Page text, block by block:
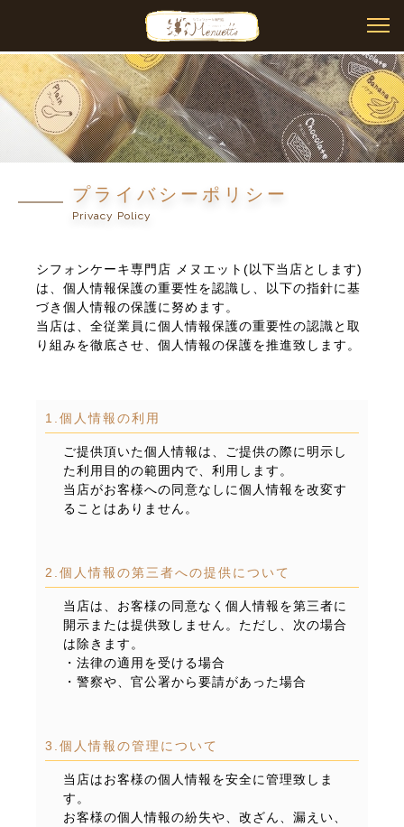
プライバシーポリシー
Privacy Policy
シフォンケーキ専門店 メヌエット(以下当店とします)
は、個人情報保護の重要性を認識し、以下の指針に基
づき個人情報の保護に努めます。
当店は、全従業員に個人情報保護の重要性の認識と取
り組みを徹底させ、個人情報の保護を推進致します。
1.個人情報の利用
ご提供頂いた個人情報は、ご提供の際に明示し
た利用目的の範囲内で、利用します。
当店がお客様への同意なしに個人情報を改変す
ることはありません。
2.個人情報の第三者への提供について
当店は、お客様の同意なく個人情報を第三者に
開示または提供致しません。ただし、次の場合
は除きます。
・法律の適用を受ける場合
・警察や、官公署から要請があった場合
3.個人情報の管理について
当店はお客様の個人情報を安全に管理致しま
す。
お客様の個人情報の紛失や、改ざん、漏えい、